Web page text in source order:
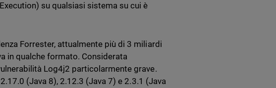
su qualsiasi sistema su cui è
Forrester, attualmente più di 3 miliardi
in qualche formato. Considerata
Log4j2 particolarmente grave.
(Java 8), 2.12.3 (Java 7) e 2.3.1 (Java